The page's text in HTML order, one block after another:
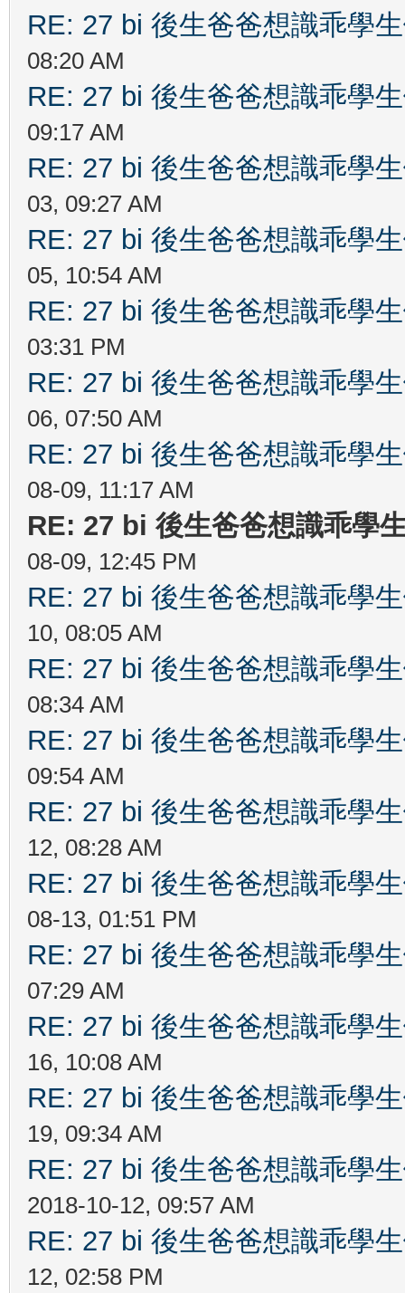
RE: 27 bi 後生爸爸想識乖學
08:20 AM
RE: 27 bi 後生爸爸想識乖學
09:17 AM
RE: 27 bi 後生爸爸想識乖學
03, 09:27 AM
RE: 27 bi 後生爸爸想識乖學
05, 10:54 AM
RE: 27 bi 後生爸爸想識乖學
03:31 PM
RE: 27 bi 後生爸爸想識乖學
06, 07:50 AM
RE: 27 bi 後生爸爸想識乖學
08-09, 11:17 AM
RE: 27 bi 後生爸爸想識乖學
08-09, 12:45 PM
RE: 27 bi 後生爸爸想識乖學
10, 08:05 AM
RE: 27 bi 後生爸爸想識乖學
08:34 AM
RE: 27 bi 後生爸爸想識乖學
09:54 AM
RE: 27 bi 後生爸爸想識乖學
12, 08:28 AM
RE: 27 bi 後生爸爸想識乖學
08-13, 01:51 PM
RE: 27 bi 後生爸爸想識乖學
07:29 AM
RE: 27 bi 後生爸爸想識乖學
16, 10:08 AM
RE: 27 bi 後生爸爸想識乖學
19, 09:34 AM
RE: 27 bi 後生爸爸想識乖學
2018-10-12, 09:57 AM
RE: 27 bi 後生爸爸想識乖學
12, 02:58 PM